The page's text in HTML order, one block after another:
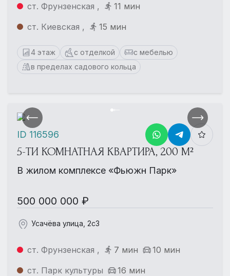
ст. Фрунзенская ,
11 мин
ст. Киевская ,
15 мин
4 этаж с отделкой
с мебелью
в пределах садового кольца
5-ТИ КОМНАТНАЯ КВАРТИРА, 200 М²
В жилом комплексе «Фьюжн Парк»
500 000 000 ₽
Усачёва улица, 2с3
ст. Фрунзенская , 7 мин
10 мин
ст. Парк культуры
16 мин
ID 116596